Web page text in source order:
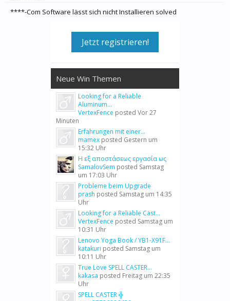
****-Com Software lässt sich nicht Installieren solved
Jetzt registrieren!
Neue Win Themen
Looking for a Reliable
Aluminum...
VertexFence posted Vor 27
Minuten
Erfahrungen mit einer...
mamex posted Gestern um
15:32 Uhr
Η εξ αποστάσεως εργασία ως
SamalovSem posted Samstag
um 17:03 Uhr
Probleme beim Upgrade
prash posted Samstag um 14:35
Uhr
Looking for a Reliable Cast...
VertexFence posted Samstag um
10:31 Uhr
Lenovo Yoga Book / YB1-X91F...
katakuri posted Samstag um
10:11 Uhr
True Love SPELL CASTER...
kakasa posted Freitag um 22:35
Uhr
SPELL CASTER ╬